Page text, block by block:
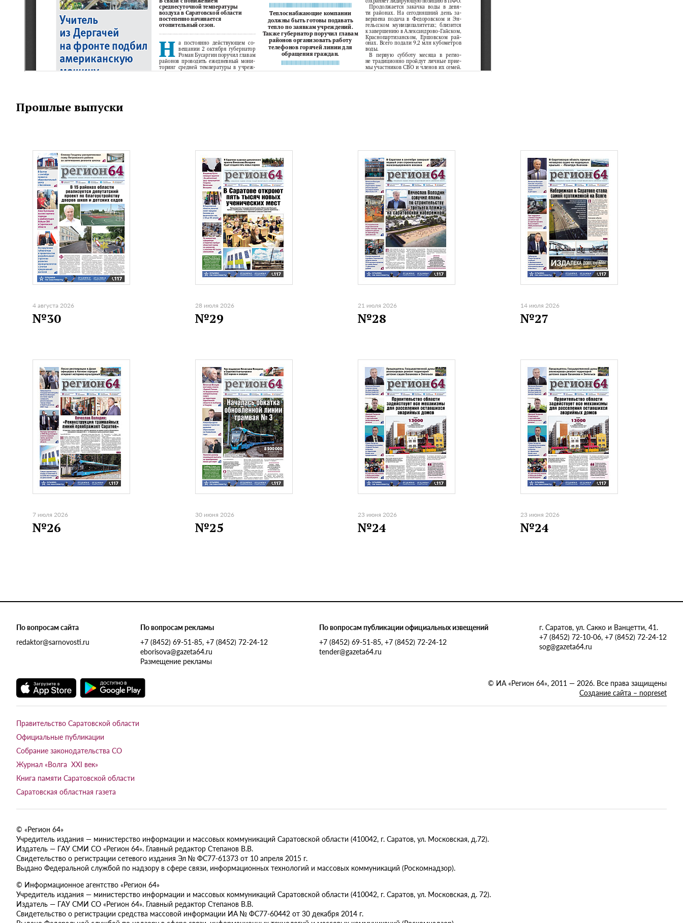
Прошлые выпуски
4 августа 2026
№30
28 июля 2026
№29
21 июля 2026
№28
14 июля 2026
№27
7 июля 2026
№26
30 июня 2026
№25
23 июня 2026
№24
23 июня 2026
№24
По вопросам сайта
redaktor@sarnovosti.ru
По вопросам рекламы
+7 (8452) 69-51-85, +7 (8452) 72-24-12
eborisova@gazeta64.ru
Размещение рекламы
По вопросам публикации официальных извещений
+7 (8452) 69-51-85, +7 (8452) 72-24-12
tender@gazeta64.ru
г. Саратов, ул. Сакко и Ванцетти, 41.
+7 (8452) 72-10-06, +7 (8452) 72-24-12
sog@gazeta64.ru
© ИА «Регион 64», 2011 — 2026. Все права защищены
Создание сайта – nopreset
Правительство Саратовской области
Официальные публикации
Собрание законодательства СО
Журнал «Волга XXI век»
Книга памяти Саратовской области
Саратовская областная газета
© «Регион 64»
Учредитель издания — министерство информации и массовых коммуникаций Саратовской области (410042, г. Саратов, ул. Московская, д.72).
Издатель — ГАУ СМИ СО «Регион 64». Главный редактор Степанов В.В.
Свидетельство о регистрации сетевого издания Эл № ФС77-61373 от 10 апреля 2015 г.
Выдано Федеральной службой по надзору в сфере связи, информационных технологий и массовых коммуникаций (Роскомнадзор).
© Информационное агентство «Регион 64»
Учредитель издания — министерство информации и массовых коммуникаций Саратовской области (410042, г. Саратов, ул. Московская, д. 72).
Издатель — ГАУ СМИ СО «Регион 64». Главный редактор Степанов В.В.
Свидетельство о регистрации средства массовой информации ИА № ФС77-60442 от 30 декабря 2014 г.